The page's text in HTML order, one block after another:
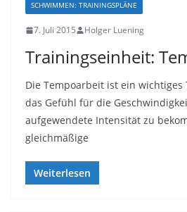
SCHWIMMEN: TRAININGSPLÄNE
7. Juli 2015 Holger Luening
Trainingseinheit:
Die Tempoarbeit ist ein
das Gefühl für die
aufgewendete Intensität zu
gleichmäßige
Weiterlesen